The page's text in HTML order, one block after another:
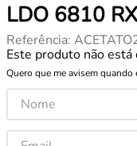
LDO 6810
Referência:
Este produto não
Quero que me avisem